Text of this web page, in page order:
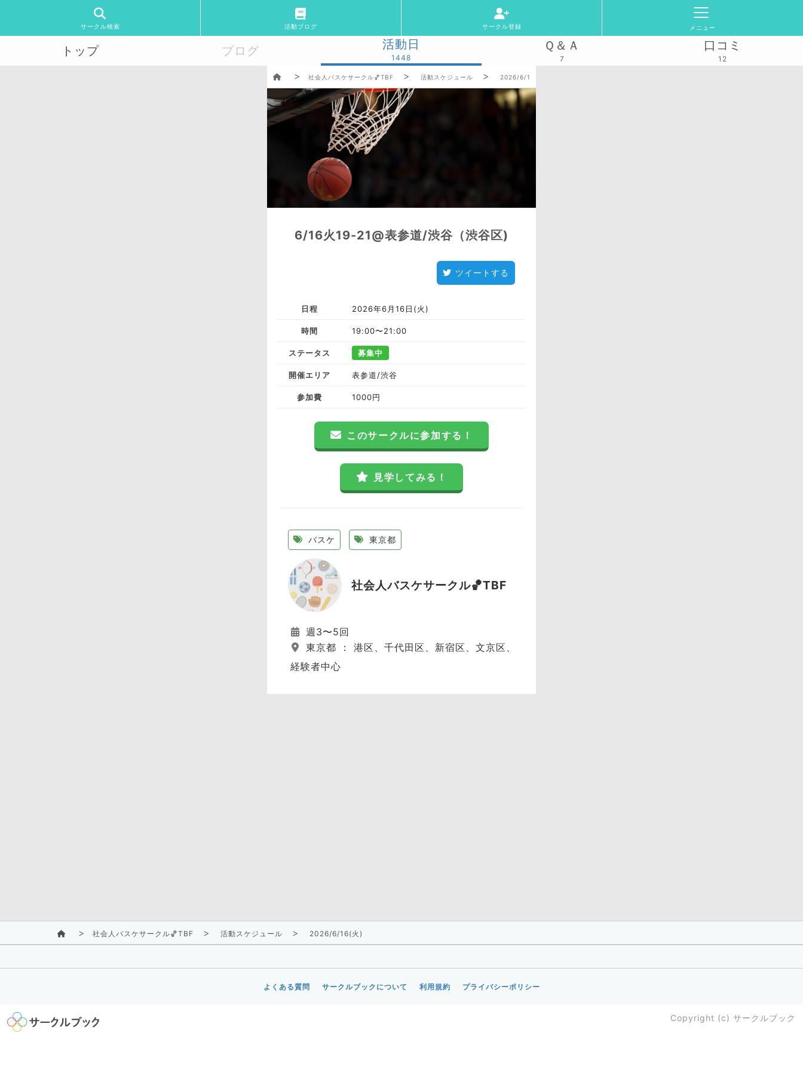
サークル検索 活動ブログ サークル登録 メニュー
トップ ブログ 活動日
1448
Ｑ＆Ａ
7
口コミ
12
社会人バスケサークル🏀TBF 活動スケジュール 2026/6/16(火)
6/16火19-21@表参道/渋谷（渋谷区)
ツイートする
日程 2026年6月16日(火)
時間 19:00〜21:00
ステータス 募集中
開催エリア 表参道/渋谷
参加費 1000円
このサークルに参加する！
見学してみる！
バスケ 東京都
社会人バスケサークル🏀TBF
週3〜5回
東京都 ： 港区、千代田区、新宿区、文京区、江戸川区
経験者中心
社会人バスケサークル🏀TBF 活動スケジュール 2026/6/16(火)
よくある質問 サークルブックについて 利用規約 プライバシーポリシー
Copyright (c) サークルブック